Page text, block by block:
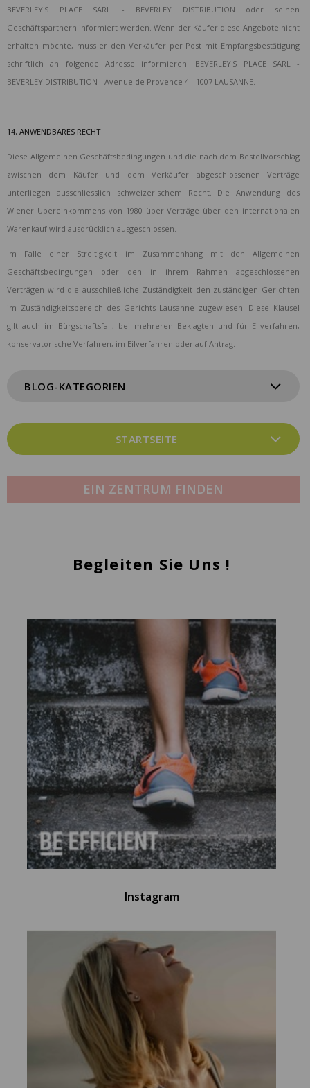
BEVERLEY'S PLACE SARL - BEVERLEY DISTRIBUTION oder seinen
Geschäftspartnern informiert werden. Wenn der Käufer diese Angebote nicht
erhalten möchte, muss er den Verkäufer per Post mit Empfangsbestätigung
schriftlich an folgende Adresse informieren: BEVERLEY'S PLACE SARL -
BEVERLEY DISTRIBUTION - Avenue de Provence 4 - 1007 LAUSANNE.
14. ANWENDBARES RECHT
Diese Allgemeinen Geschäftsbedingungen und die nach dem Bestellvorschlag
zwischen dem Käufer und dem Verkäufer abgeschlossenen Verträge
unterliegen ausschliesslich schweizerischem Recht. Die Anwendung des
Wiener Übereinkommens von 1980 über Verträge über den internationalen
Warenkauf wird ausdrücklich ausgeschlossen.
Im Falle einer Streitigkeit im Zusammenhang mit den Allgemeinen
Geschäftsbedingungen oder den in ihrem Rahmen abgeschlossenen
Verträgen wird die ausschließliche Zuständigkeit den zuständigen Gerichten
im Zuständigkeitsbereich des Gerichts Lausanne zugewiesen. Diese Klausel
gilt auch im Bürgschaftsfall, bei mehreren Beklagten und für Eilverfahren,
konservatorische Verfahren, im Eilverfahren oder auf Antrag.
BLOG-KATEGORIEN
STARTSEITE
EIN ZENTRUM FINDEN
Begleiten Sie Uns !
Instagram